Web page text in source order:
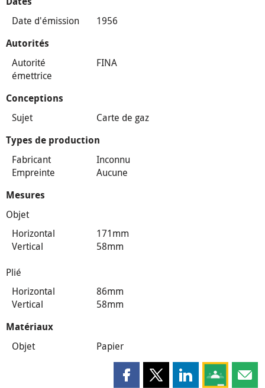
Date d'émission 1956
Autorités
Autorité
émettrice
FINA
Conceptions
Sujet Carte de gaz
Types de production
Fabricant
Inconnu
Empreinte
Aucune
Mesures
Objet
Horizontal
171mm
Vertical
58mm
Plié
Horizontal
86mm
Vertical
58mm
Matériaux
Objet Papier
Partager cette page sur
Partager cette page sur X
Partager cette
Partagez